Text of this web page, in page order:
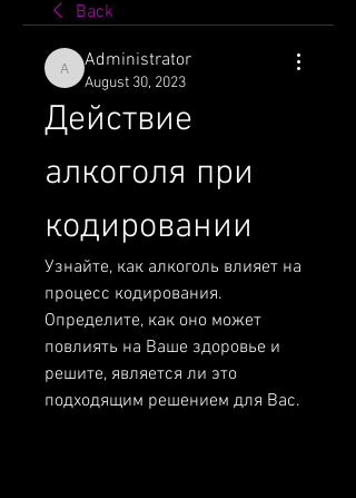
Back
Administrator
Administrator
August 30, 2023
Действие
алкоголя при
кодировании
Узнайте, как алкоголь влияет на
процесс кодирования.
Определите, как оно может
повлиять на Ваше здоровье и
решите, является ли это
подходящим решением для Вас.